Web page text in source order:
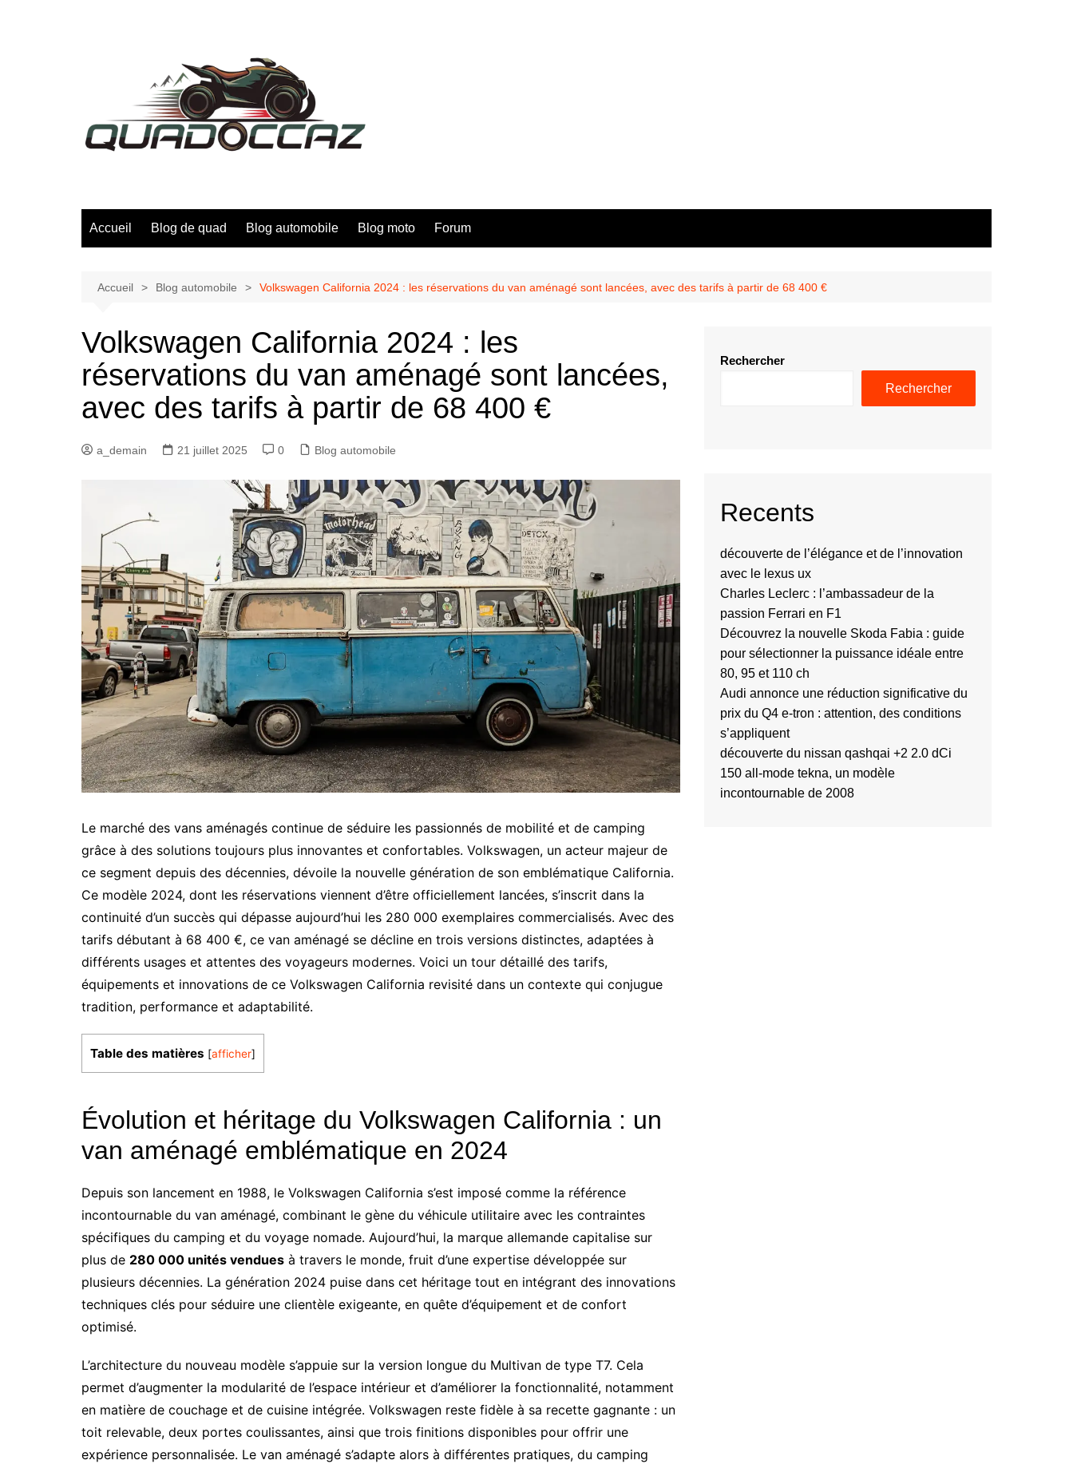
Accueil Blog de quad Blog automobile Blog moto Forum
Accueil Blog automobile Volkswagen California 2024 : les réservations du van aménagé sont lancées, avec des tarifs à partir de 68 400 €
Volkswagen California 2024 : les
réservations du van aménagé sont lancées,
avec des tarifs à partir de 68 400 €
a_demain 21 juillet 2025 0 Blog automobile
Le marché des vans aménagés continue de séduire les passionnés de mobilité et de camping
grâce à des solutions toujours plus innovantes et confortables. Volkswagen, un acteur majeur de
ce segment depuis des décennies, dévoile la nouvelle génération de son emblématique California.
Ce modèle 2024, dont les réservations viennent d’être officiellement lancées, s’inscrit dans la
continuité d’un succès qui dépasse aujourd’hui les 280 000 exemplaires commercialisés. Avec des
tarifs débutant à 68 400 €, ce van aménagé se décline en trois versions distinctes, adaptées à
différents usages et attentes des voyageurs modernes. Voici un tour détaillé des tarifs,
équipements et innovations de ce Volkswagen California revisité dans un contexte qui conjugue
tradition, performance et adaptabilité.
Table des matières [afficher]
Évolution et héritage du Volkswagen California : un
van aménagé emblématique en 2024
Depuis son lancement en 1988, le Volkswagen California s’est imposé comme la référence
incontournable du van aménagé, combinant le gène du véhicule utilitaire avec les contraintes
spécifiques du camping et du voyage nomade. Aujourd’hui, la marque allemande capitalise sur
plus de 280 000 unités vendues à travers le monde, fruit d’une expertise développée sur
plusieurs décennies. La génération 2024 puise dans cet héritage tout en intégrant des innovations
techniques clés pour séduire une clientèle exigeante, en quête d’équipement et de confort
optimisé.
L’architecture du nouveau modèle s’appuie sur la version longue du Multivan de type T7. Cela
permet d’augmenter la modularité de l’espace intérieur et d’améliorer la fonctionnalité, notamment
en matière de couchage et de cuisine intégrée. Volkswagen reste fidèle à sa recette gagnante : un
toit relevable, deux portes coulissantes, ainsi que trois finitions disponibles pour offrir une
expérience personnalisée. Le van aménagé s’adapte alors à différentes pratiques, du camping
Rechercher
Rechercher
Recents
découverte de l’élégance et de l’innovation
avec le lexus ux
Charles Leclerc : l’ambassadeur de la
passion Ferrari en F1
Découvrez la nouvelle Skoda Fabia : guide
pour sélectionner la puissance idéale entre
80, 95 et 110 ch
Audi annonce une réduction significative du
prix du Q4 e-tron : attention, des conditions
s’appliquent
découverte du nissan qashqai +2 2.0 dCi
150 all-mode tekna, un modèle
incontournable de 2008